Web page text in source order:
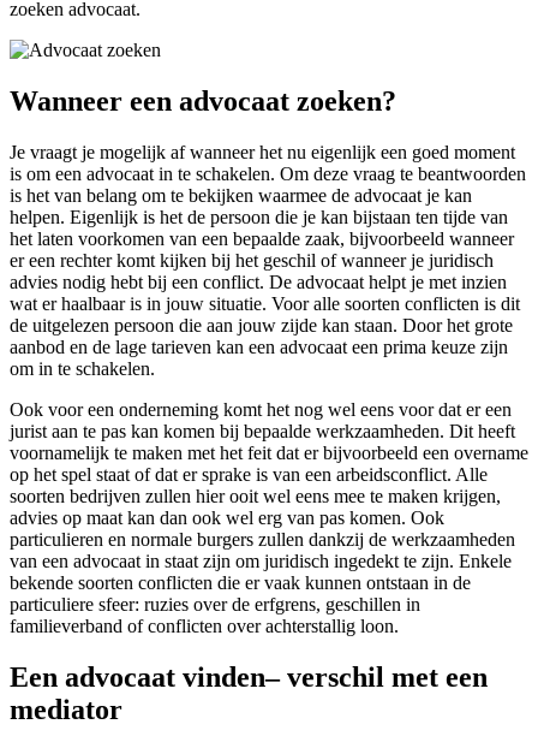
zoeken advocaat.
Wanneer een advocaat zoeken?
Je vraagt je mogelijk af wanneer het nu eigenlijk een goed moment
is om een advocaat in te schakelen. Om deze vraag te beantwoorden
is het van belang om te bekijken waarmee de advocaat je kan
helpen. Eigenlijk is het de persoon die je kan bijstaan ten tijde van
het laten voorkomen van een bepaalde zaak, bijvoorbeeld wanneer
er een rechter komt kijken bij het geschil of wanneer je juridisch
advies nodig hebt bij een conflict. De advocaat helpt je met inzien
wat er haalbaar is in jouw situatie. Voor alle soorten conflicten is dit
de uitgelezen persoon die aan jouw zijde kan staan. Door het grote
aanbod en de lage tarieven kan een advocaat een prima keuze zijn
om in te schakelen.
Ook voor een onderneming komt het nog wel eens voor dat er een
jurist aan te pas kan komen bij bepaalde werkzaamheden. Dit heeft
voornamelijk te maken met het feit dat er bijvoorbeeld een overname
op het spel staat of dat er sprake is van een arbeidsconflict. Alle
soorten bedrijven zullen hier ooit wel eens mee te maken krijgen,
advies op maat kan dan ook wel erg van pas komen. Ook
particulieren en normale burgers zullen dankzij de werkzaamheden
van een advocaat in staat zijn om juridisch ingedekt te zijn. Enkele
bekende soorten conflicten die er vaak kunnen ontstaan in de
particuliere sfeer: ruzies over de erfgrens, geschillen in
familieverband of conflicten over achterstallig loon.
Een advocaat vinden– verschil met een
mediator